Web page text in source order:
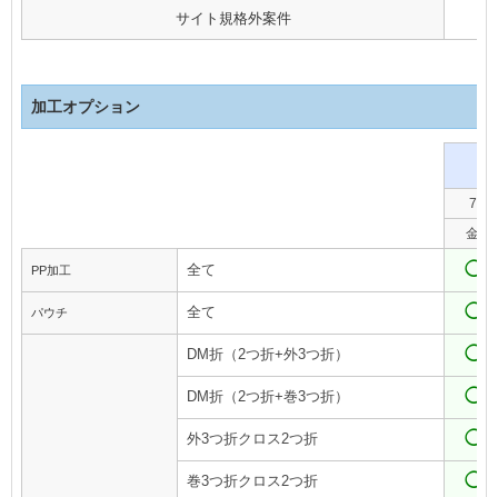
サイト規格外案件
加工オプション
7
金
PP加工 全て ◯
パウチ 全て ◯
DM折（2つ折+外3つ折） ◯
DM折（2つ折+巻3つ折） ◯
外3つ折クロス2つ折 ◯
巻3つ折クロス2つ折 ◯